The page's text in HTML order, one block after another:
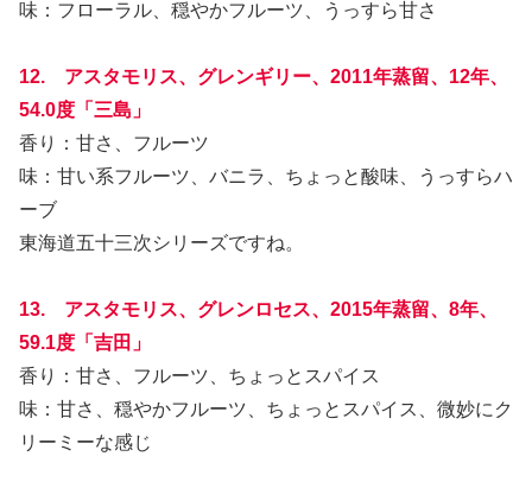
味：フローラル、穏やかフルーツ、うっすら甘さ
12. アスタモリス、グレンギリー、2011年蒸留、12年、
54.0度「三島」
香り：甘さ、フルーツ
味：甘い系フルーツ、バニラ、ちょっと酸味、うっすらハ
ーブ
東海道五十三次シリーズですね。
13. アスタモリス、グレンロセス、2015年蒸留、8年、
59.1度「吉田」
香り：甘さ、フルーツ、ちょっとスパイス
味：甘さ、穏やかフルーツ、ちょっとスパイス、微妙にク
リーミーな感じ